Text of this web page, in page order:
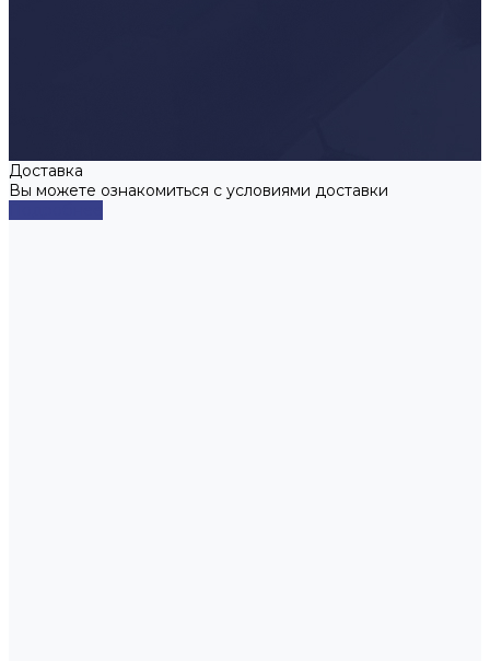
Доставка
Вы можете ознакомиться с условиями доставки